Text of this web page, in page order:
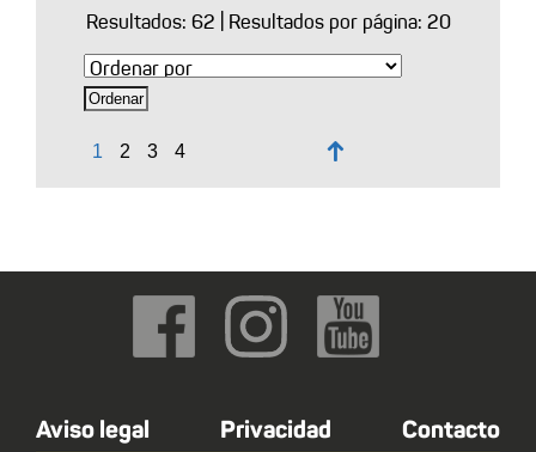
Resultados: 62 | Resultados por página: 20
↑
Aviso legal Privacidad Contacto